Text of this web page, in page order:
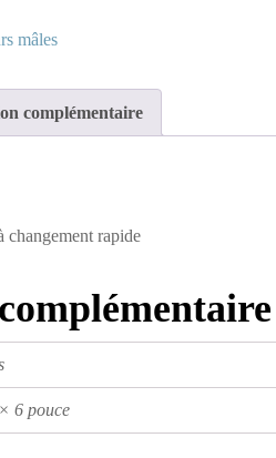
mâles
complémentaire
changement rapide
6 pouce